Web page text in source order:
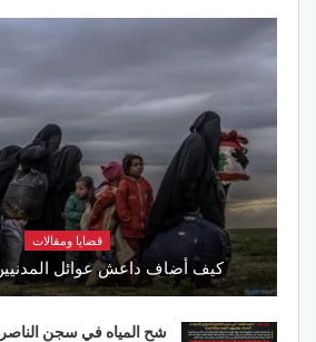
قضايا ومقالات
كيف أضاف داعش عوائل
شح المياه في سجن